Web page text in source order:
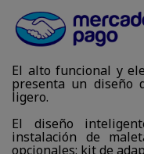
El alto funcional y
presenta un diseño
ligero.
El diseño
instalación de
opcionales: kit de